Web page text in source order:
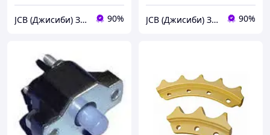
JCB (Джисиби) Запчасти - Сервис - Ремонт спецтехники 90% JCB (Джисиби) Запчасти - Сервис - Ремонт спецтехники 90%